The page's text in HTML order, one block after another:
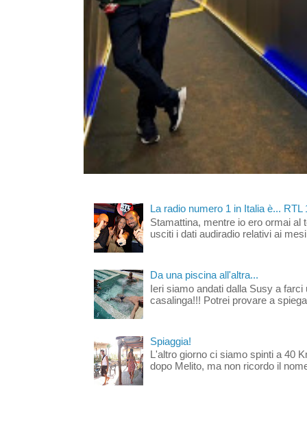
La radio numero 1 in Italia è... RTL
Stamattina, mentre io ero ormai al
usciti i dati audiradio relativi ai
Da una piscina all'altra...
Ieri siamo andati dalla Susy a
casalinga!!! Potrei provare a
Spiaggia!
L'altro giorno ci siamo spinti a 40
dopo Melito, ma non ricordo il